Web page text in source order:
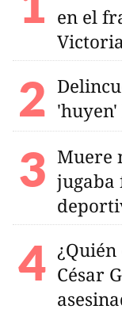
en el
Muere
jugaba
César